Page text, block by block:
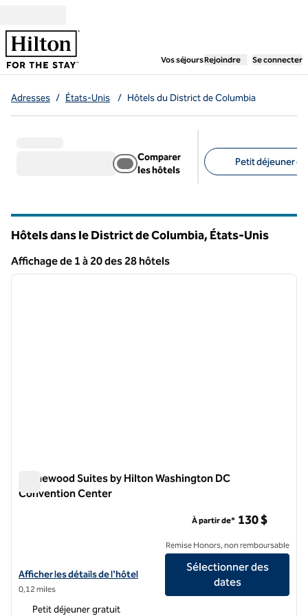
Vos séjours,ouvre un nouvel
Rejoindre Se connecter
Adresses / États-Unis / Hôtels du District de Columbia
Comparer
les hôtels
Petit déjeuner
Hôtels dans le District de Columbia, États-Unis
Affichage de 1 à 20 des 28 hôtels
Afficher 28 hôtel
1 sur 12
Homewood Suites by Hilton Washington DC
Convention Center
Afficher les détails de l'hôtel Homewood Suites by Hilton
Afficher les détails de l'hôtel
0,12 miles
À partir de* 130 $
Remise Honors, non remboursable
Sélectionner des
dates
Petit déjeuner gratuit